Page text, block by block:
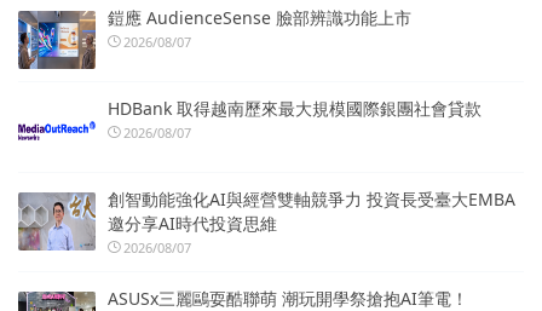
鎧應 AudienceSense 臉部辨識功能上市
2026/08/07
HDBank 取得越南歷來最大規模國際銀團社會貸款
2026/08/07
創智動能強化AI與經營雙軸競爭力 投資長受臺大EMBA
邀分享AI時代投資思維
2026/08/07
ASUSx三麗鷗耍酷聯萌 潮玩開學祭搶抱AI筆電！